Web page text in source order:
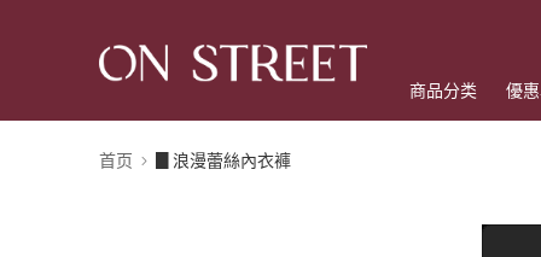
商品分类 優
首页 ▊浪漫蕾絲內衣褲